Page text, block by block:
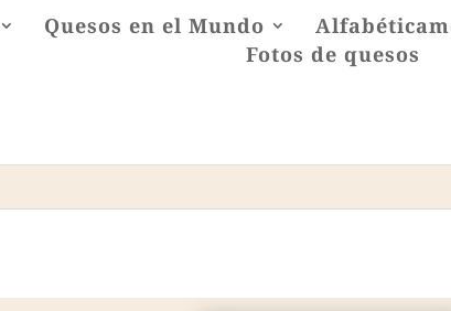
Quesos en el Mundo
Fotos de quesos